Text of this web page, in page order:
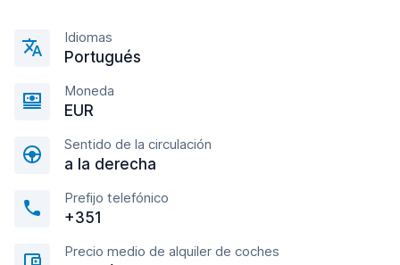
Idiomas
Portugués
Moneda
EUR
Sentido de la circulación
a la derecha
Prefijo telefónico
+351
Precio medio de alquiler de coches